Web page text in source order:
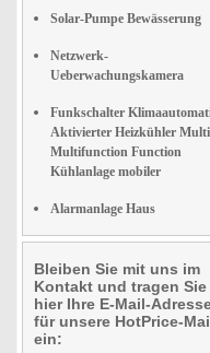
Solar-Pumpe Bewässerung
Netzwerk-
Ueberwachungskamera
Funkschalter
Aktivierter Heizkühler Multi
Multifunction Function
Kühlanlage mobiler
Alarmanlage Haus
Bleiben Sie mit uns im
Kontakt und tragen Sie
hier Ihre E-Mail-
für unsere HotPrice-
ein: